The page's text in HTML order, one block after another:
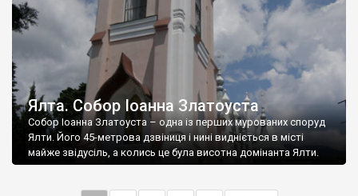
Ялта. Собор Іоанна Златоуста
Собор Іоанна Златоуста – одна із перших мурованих споруд
Ялти. Його 45-метрова дзвіниця і нині видніється в місті
майже звідусіль, а колись це була висотна домінанта Ялти.